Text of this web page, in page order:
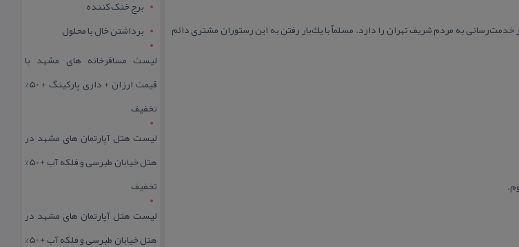
خدمت‌رسانی به مردم شریف تهران را دارد. مسلماٌ با یك‌بار رفتن به این رستوران مشتری دائم
برج خنک کننده
برداشتن خال با محلول
لیست مسافرخانه های مشهد با
قیمت ارزان + داری پارکینگ + 50%
تخفیف
لیست هتل آپارتمان های مشهد در
هتل خیابان طبرسی و فلکه آب + 50%
تخفیف
لیست هتل آپارتمان های مشهد در
هتل خیابان طبرسی و فلکه آب + 50%